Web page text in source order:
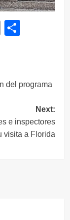
Print
del programa
Next:
e inspectores
visita a Florida